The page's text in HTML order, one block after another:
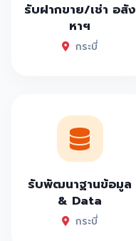
รับฝากขาย/เช่า อสัง
หาฯ
กระบี่
รับพัฒนาฐานข้อมูล
& Data
กระบี่